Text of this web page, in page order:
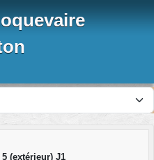
(extérieur) J1